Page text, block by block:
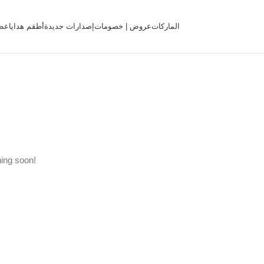
أطقم هدايا إصدارات جديدة عروض | خصوماتالماركات
soon!